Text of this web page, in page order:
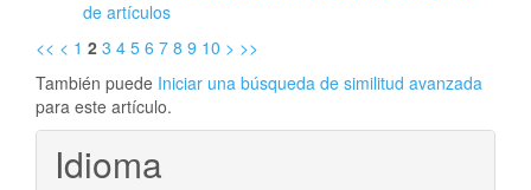
de artículos
<< < 1 2 3 4 5 6 7 8 9 10 > >>
También puede Iniciar una búsqueda de similitud avanzada
para este artículo.
Idioma